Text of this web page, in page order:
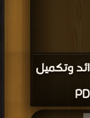
وتكميل